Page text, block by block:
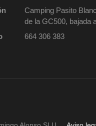
Camping Pasito
de la GC500, bajada
664 306 383